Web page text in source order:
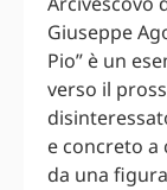
Giuseppe
Pio” è un
verso il
e concreto a
da una